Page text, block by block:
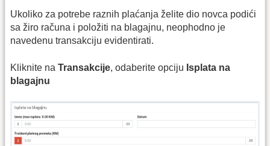
Ukoliko za potrebe raznih plaćanja želite dio novca podići
sa žiro računa i položiti na blagajnu, neophodno je
navedenu transakciju evidentirati.
Kliknite na Transakcije, odaberite opciju Isplata na
blagajnu